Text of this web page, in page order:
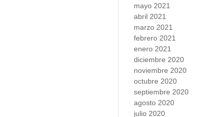
mayo 2021
abril 2021
marzo 2021
febrero 2021
enero 2021
diciembre 2020
noviembre 2020
octubre 2020
septiembre 2020
agosto 2020
julio 2020